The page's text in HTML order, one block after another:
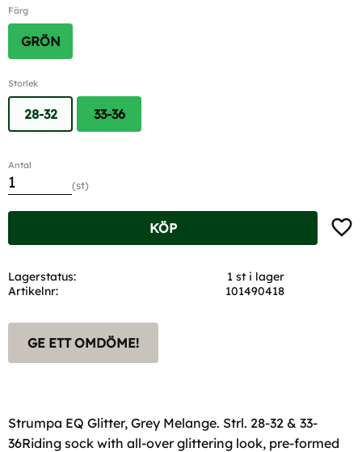
Färg
GRÖN
Storlek
28-32 33-36
Antal
st
KÖP
Lagerstatus
1 st i lager
Artikelnr
101490418
GE ETT OMDÖME!
Strumpa EQ Glitter, Grey Melange. Strl. 28-32 & 33-
36Riding sock with all-over glittering look, pre-formed